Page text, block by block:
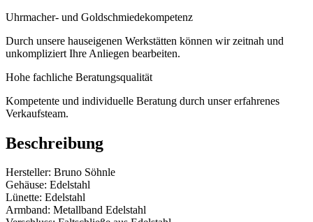
Uhrmacher- und Goldschmiedekompetenz
Durch unsere hauseigenen Werkstätten können wir zeitnah und
unkompliziert Ihre Anliegen bearbeiten.
Hohe fachliche Beratungsqualität
Kompetente und individuelle Beratung durch unser erfahrenes
Verkaufsteam.
Beschreibung
Hersteller: Bruno Söhnle
Gehäuse: Edelstahl
Lünette: Edelstahl
Armband: Metallband Edelstahl